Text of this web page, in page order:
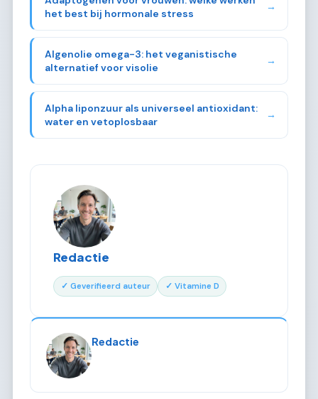
het best bij hormonale stress
→
Algenolie omega-3: het veganistische
alternatief voor visolie
→
Alpha liponzuur als universeel antioxidant:
water en vetoplosbaar
→
Redactie
✓ Geverifieerd auteur ✓ Vitamine D
Redactie